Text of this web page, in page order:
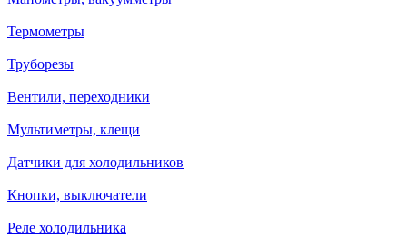
Термометры
Труборезы
Вентили, переходники
Мультиметры, клещи
Датчики для холодильников
Кнопки, выключатели
Реле холодильника